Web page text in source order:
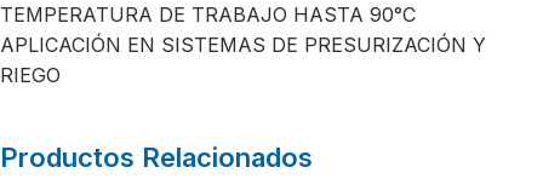
TEMPERATURA DE TRABAJO HASTA 90°C
APLICACIÓN EN SISTEMAS DE PRESURIZACIÓN Y
RIEGO
Productos Relacionados